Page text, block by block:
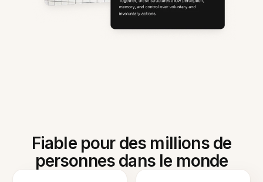
Fiable pour des millions de
personnes dans le monde